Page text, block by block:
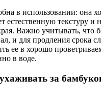
в использовании: она
естественную текстуру и
Важно учитывать, что
и для продления срока
ее в хорошо
в воде.
за